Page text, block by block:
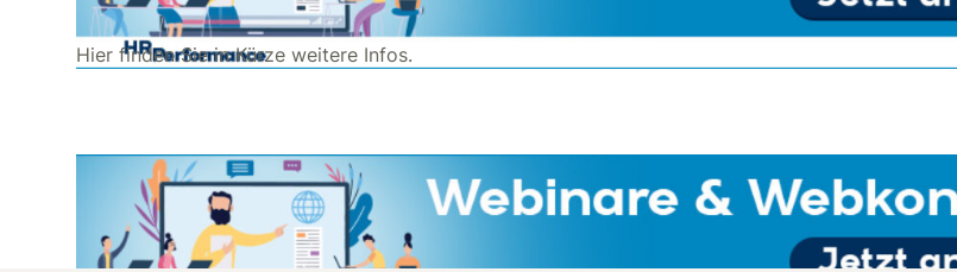
Hier finden Sie in Kürze weitere Infos.